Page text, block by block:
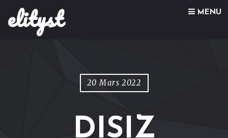
elityst MENU
Skip to content
20 Mars 2022
DISIZ